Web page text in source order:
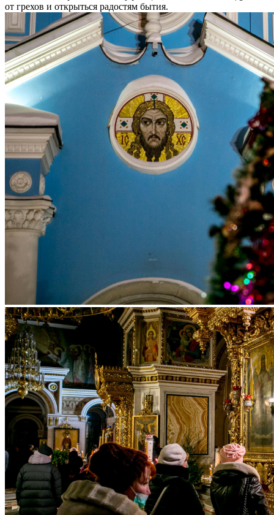
от грехов и открыться радостям бытия.